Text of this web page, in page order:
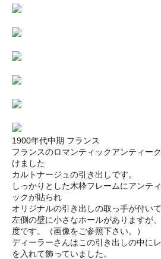
1900年代中期 フランス
フランスのロマンティックアンティー
けました
カルトナージュの引き出しです。
しっかりとした木枠フレームにアンテ
ックが貼られ
オリジナルの引き出しの取っ手が付いて
左側の壁に小さなホールがありますが
度です。（画像をご参照下さい。）
ディーラーさんはこの引き出しの中に
を入れて飾っていました。